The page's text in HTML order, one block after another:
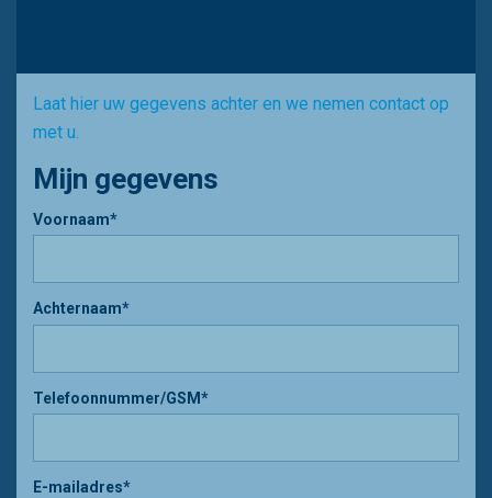
Laat hier uw gegevens achter en we nemen contact op
met u.
Mijn gegevens
Voornaam*
Achternaam*
Telefoonnummer/GSM*
E-mailadres*